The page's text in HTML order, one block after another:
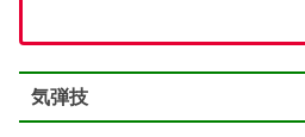
気弾技